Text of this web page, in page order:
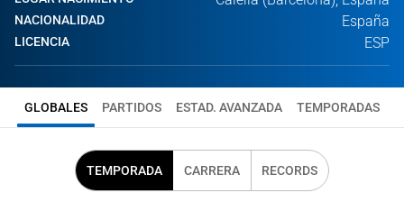
NACIONALIDAD España
LICENCIA ESP
GLOBALES PARTIDOS ESTAD. AVANZADA TEMPORADAS
TEMPORADA CARRERA RECORDS